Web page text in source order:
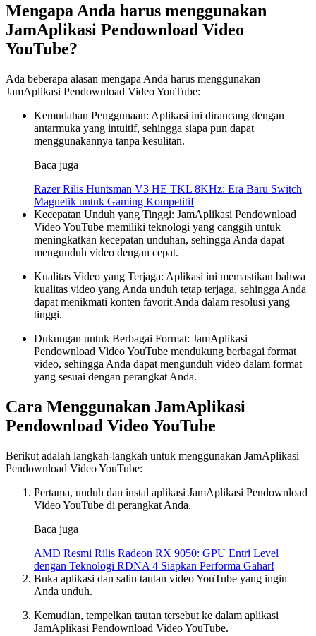
Mengapa Anda harus menggunakan
JamAplikasi Pendownload Video
YouTube?
Ada beberapa alasan mengapa Anda harus menggunakan
JamAplikasi Pendownload Video YouTube:
Kemudahan Penggunaan: Aplikasi ini dirancang dengan
antarmuka yang intuitif, sehingga siapa pun dapat
menggunakannya tanpa kesulitan.
Baca juga
Razer Rilis Huntsman V3 HE TKL 8KHz: Era Baru Switch
Magnetik untuk Gaming Kompetitif
Kecepatan Unduh yang Tinggi: JamAplikasi Pendownload
Video YouTube memiliki teknologi yang canggih untuk
meningkatkan kecepatan unduhan, sehingga Anda dapat
mengunduh video dengan cepat.
Kualitas Video yang Terjaga: Aplikasi ini memastikan bahwa
kualitas video yang Anda unduh tetap terjaga, sehingga Anda
dapat menikmati konten favorit Anda dalam resolusi yang
tinggi.
Dukungan untuk Berbagai Format: JamAplikasi
Pendownload Video YouTube mendukung berbagai format
video, sehingga Anda dapat mengunduh video dalam format
yang sesuai dengan perangkat Anda.
Cara Menggunakan JamAplikasi
Pendownload Video YouTube
Berikut adalah langkah-langkah untuk menggunakan JamAplikasi
Pendownload Video YouTube:
Pertama, unduh dan instal aplikasi JamAplikasi Pendownload
Video YouTube di perangkat Anda.
Baca juga
AMD Resmi Rilis Radeon RX 9050: GPU Entri Level
dengan Teknologi RDNA 4 Siapkan Performa Gahar!
Buka aplikasi dan salin tautan video YouTube yang ingin
Anda unduh.
Kemudian, tempelkan tautan tersebut ke dalam aplikasi
JamAplikasi Pendownload Video YouTube.